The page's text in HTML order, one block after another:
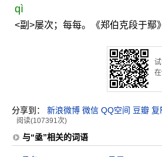
qì
<副>屡次；每每。《郑伯克段于鄢
分享到： 新浪微博 微信 QQ空间 豆瓣 复
阅读(107391次)
与“亟”相关的词语